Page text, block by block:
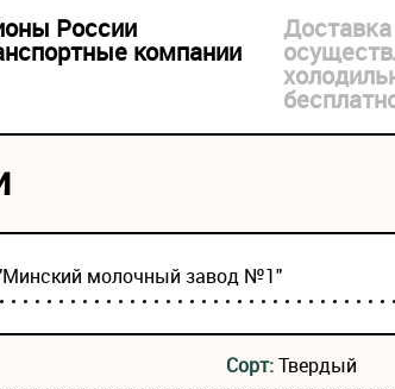
России
компании
молочный завод №1"
Сорт:Твердый